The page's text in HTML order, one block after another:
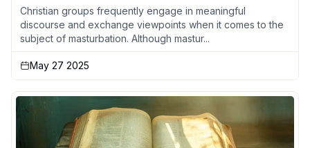
Christian groups frequently engage in meaningful
discourse and exchange viewpoints when it comes to the
subject of masturbation. Although mastur...
May 27 2025